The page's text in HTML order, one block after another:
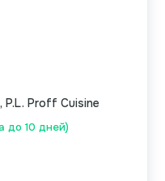
до 10 дней)
P.L. Proff Cuisine